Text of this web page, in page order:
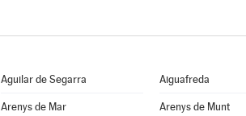
Aguilar de Segarra Aiguafreda
Arenys de Mar Arenys de Munt